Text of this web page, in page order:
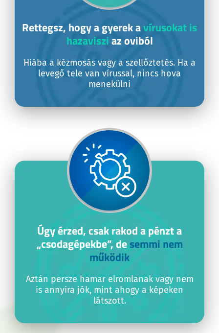
Rettegsz, hogy a gyerek avírusokat is
hazavisziaz oviból
Hiába a kézmosás vagy a szellőztetés. Ha a
levegő tele van vírussal, nincs hova
menekülni
Úgy érzed, csak rakod a pénzt a
„csodagépekbe”, desemmi nem
működik
Aztán persze hamar elromlanak vagy nem
is annyira jók, mint ahogy a képeken
látszott.